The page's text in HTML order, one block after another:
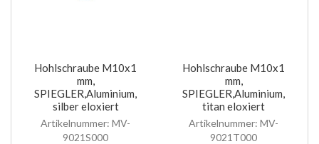
Hohlschraube M10x1
mm,
SPIEGLER,Aluminium,
silber eloxiert
Artikelnummer: MV-
9021S000
Hohlschraube M10x1
mm,
SPIEGLER,Aluminium,
titan eloxiert
Artikelnummer: MV-
9021T000